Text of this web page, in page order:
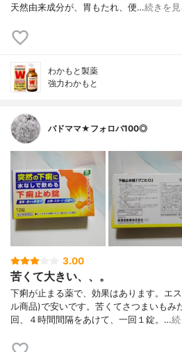
天然由来成分が、胃もたれ、便…続きを見
わかもと製薬
強力わかもと
バドママ★フォロバ100◎
3.00
苦くて大きい、、。
下痢が止まる薬で、効果はあります。エ
ル商品)で安いです。苦くてさつまいもみ
回、４時間間隔をあけて、一回１錠。…